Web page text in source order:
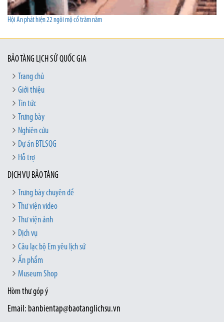
Hội An phát hiện 22 ngôi mộ cổ trăm năm
BẢO TÀNG LỊCH SỬ QUỐC GIA
Trang chủ
Giới thiệu
Tin tức
Trưng bày
Nghiên cứu
Dự án BTLSQG
Hỗ trợ
DỊCH VỤ BẢO TÀNG
Trưng bày chuyên đề
Thư viện video
Thư viện ảnh
Dịch vụ
Câu lạc bộ Em yêu lịch sử
Ấn phẩm
Museum Shop
Hòm thư góp ý
Email: banbientap@baotanglichsu.vn